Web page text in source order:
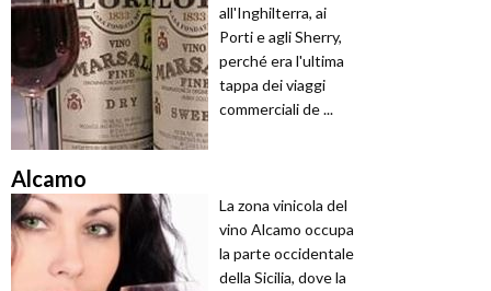
all'Inghilterra, ai
Porti e agli Sherry,
perché era l'ultima
tappa dei viaggi
commerciali de ...
Alcamo
La zona vinicola del
vino Alcamo occupa
la parte occidentale
della Sicilia, dove la